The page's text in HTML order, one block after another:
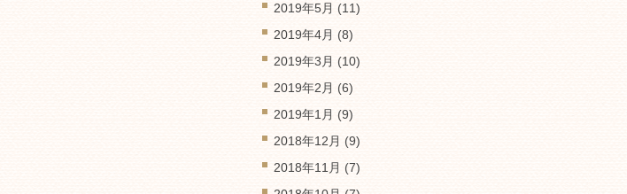
2019年5月 (11)
2019年4月 (8)
2019年3月 (10)
2019年2月 (6)
2019年1月 (9)
2018年12月 (9)
2018年11月 (7)